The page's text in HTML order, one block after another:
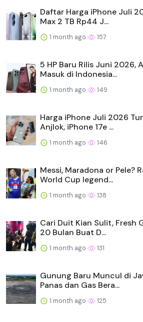
Daftar Harga iPhone Juli
Max 2 TB Rp44 J...
1 month ago 157
5 HP Baru Rilis Juni 2026,
Masuk di Indonesia...
1 month ago 149
Harga iPhone Juli 2026
Anjlok, iPhone 17e ...
1 month ago 146
Messi, Maradona or Pele?
World Cup legend...
1 month ago 138
Cari Duit Kian Sulit, Fresh
20 Bulan Buat D...
1 month ago 131
Gunung Baru Muncul di
Panas dan Gas Bera...
1 month ago 125